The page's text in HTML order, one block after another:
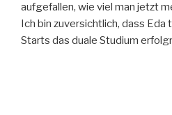
aufgefallen, wie viel man jetzt
Ich bin zuversichtlich, dass
Starts das duale Studium